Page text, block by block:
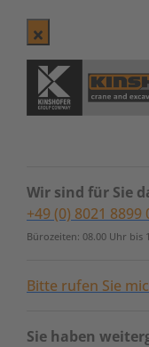
Wir sind für Sie
+49 (0) 8021 8899
Bürozeiten: 08.00 Uhr bis
Bitte rufen Sie
Sie haben